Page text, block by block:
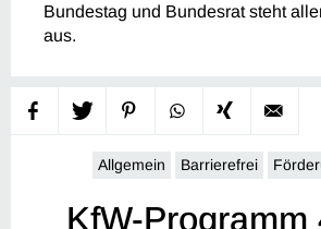
Bundestag und Bundesrat steht
aus.
Allgemein Barrierefrei
KfW-Programm